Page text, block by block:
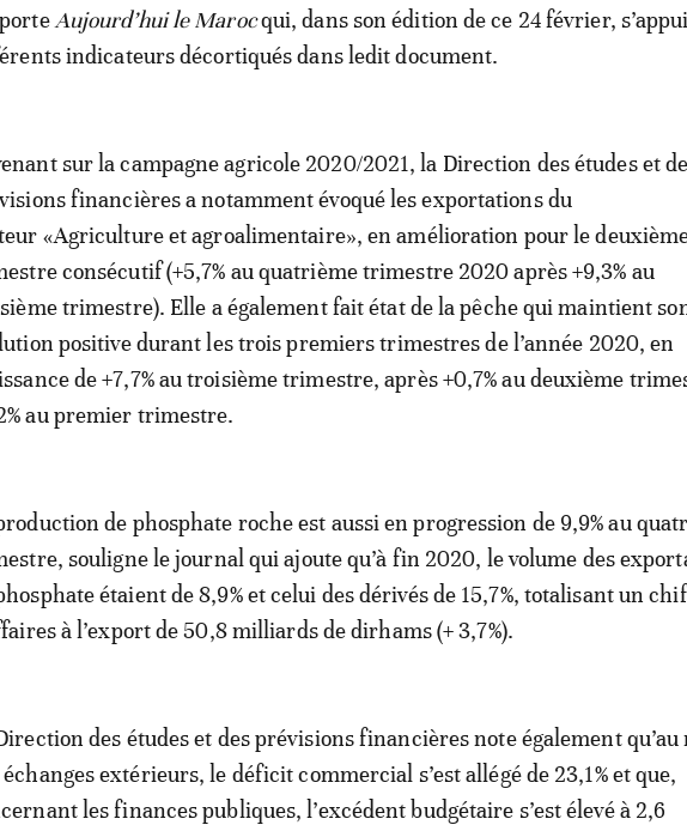
Aujourd’hui le Marocqui, dans son édition de ce 24 février,
indicateurs décortiqués dans ledit document.
sur la campagne agricole 2020/2021, la Direction des études et
financières a notamment évoqué les exportations du
«Agriculture et agroalimentaire», en amélioration pour le
consécutif (+5,7% au quatrième trimestre 2020 après +9,3% au
trimestre). Elle a également fait état de la pêche qui maintient
positive durant les trois premiers trimestres de l’année 2020, en
de +7,7% au troisième trimestre, après +0,7% au deuxième
au premier trimestre.
de phosphate roche est aussi en progression de 9,9% au
souligne le journal qui ajoute qu’à fin 2020, le volume des
étaient de 8,9% et celui des dérivés de 15,7%, totalisant un
à l’export de 50,8 milliards de dirhams (+ 3,7%).
des études et des prévisions financières note également qu’au
échanges extérieurs, le déficit commercial s’est allégé de 23,1% et que,
les finances publiques, l’excédent budgétaire s’est élevé à 2,6